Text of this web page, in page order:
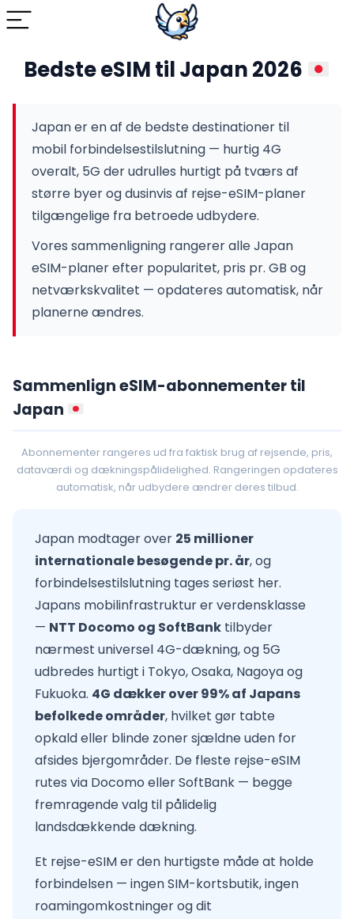
Bedste eSIM til Japan 2026
Japan er en af de bedste destinationer til
mobil forbindelsestilslutning — hurtig 4G
overalt, 5G der udrulles hurtigt på tværs af
større byer og dusinvis af rejse-eSIM-planer
tilgængelige fra betroede udbydere.
Vores sammenligning rangerer alle Japan
eSIM-planer efter popularitet, pris pr. GB og
netværkskvalitet — opdateres automatisk, når
planerne ændres.
Sammenlign eSIM-abonnementer til
Japan
Abonnementer rangeres ud fra faktisk brug af rejsende, pris,
dataværdi og dækningspålidelighed. Rangeringen opdateres
automatisk, når udbydere ændrer deres tilbud.
Japan modtager over 25 millioner
internationale besøgende pr. år, og
forbindelsestilslutning tages seriøst her.
Japans mobilinfrastruktur er verdensklasse
— NTT Docomo og SoftBank tilbyder
nærmest universel 4G-dækning, og 5G
udbredes hurtigt i Tokyo, Osaka, Nagoya og
Fukuoka. 4G dækker over 99% af Japans
befolkede områder, hvilket gør tabte
opkald eller blinde zoner sjældne uden for
afsides bjergområder. De fleste rejse-eSIM
rutes via Docomo eller SoftBank — begge
fremragende valg til pålidelig
landsdækkende dækning.
Et rejse-eSIM er den hurtigste måde at holde
forbindelsen — ingen SIM-kortsbutik, ingen
roamingomkostninger og dit